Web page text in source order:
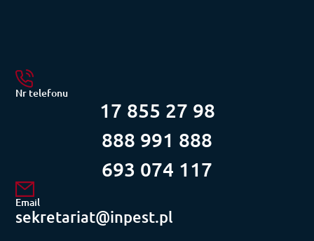
Nr telefonu
17 855 27 98
888 991 888
693 074 117
Email
sekretariat@inpest.pl